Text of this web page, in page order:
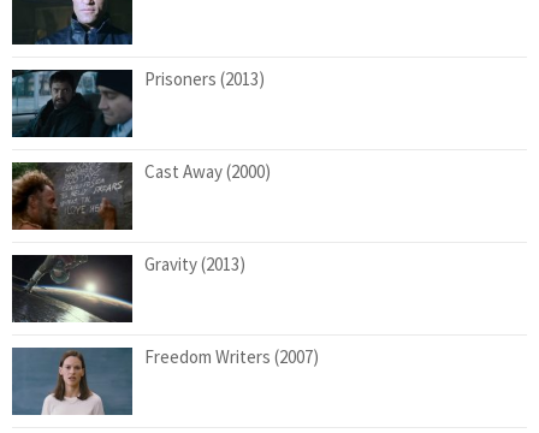
Prisoners (2013)
Cast Away (2000)
Gravity (2013)
Freedom Writers (2007)